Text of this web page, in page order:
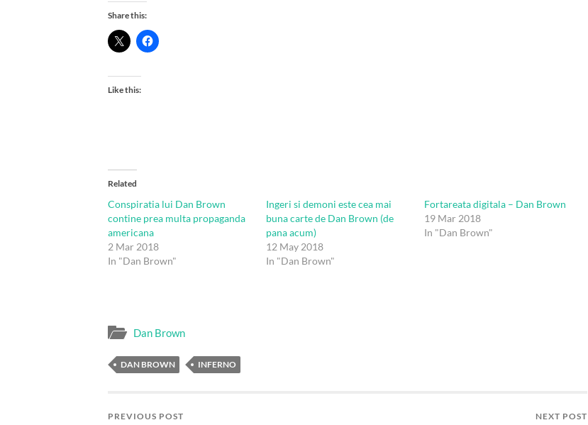
Share this:
Like this:
Related
Conspiratia lui Dan Brown
contine prea multa propaganda
americana
2 Mar 2018
In "Dan Brown"
Ingeri si demoni este cea mai
buna carte de Dan Brown (de
pana acum)
12 May 2018
In "Dan Brown"
Fortareata digitala – Dan Brown
19 Mar 2018
In "Dan Brown"
Dan Brown
DAN BROWN INFERNO
PREVIOUS POST NEXT POST